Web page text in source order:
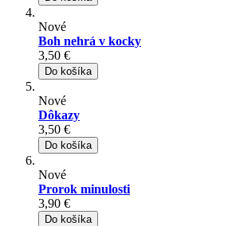
Nové
Boh nehrá v kocky
3,50 €
Do košíka
Nové
Dôkazy
3,50 €
Do košíka
Nové
Prorok minulosti
3,90 €
Do košíka